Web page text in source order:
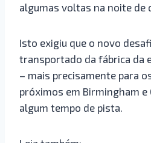
algumas voltas na noite de
Isto exigiu que o novo
transportado da fábrica da
– mais precisamente para
próximos em Birmingham e
algum tempo de pista.